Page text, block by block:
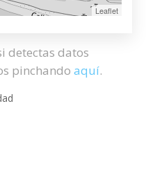
Leaflet
detectas datos
pinchando aquí.